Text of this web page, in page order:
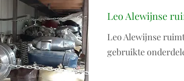
Leo Alewijnse
Leo Alewijnse
gebruikte